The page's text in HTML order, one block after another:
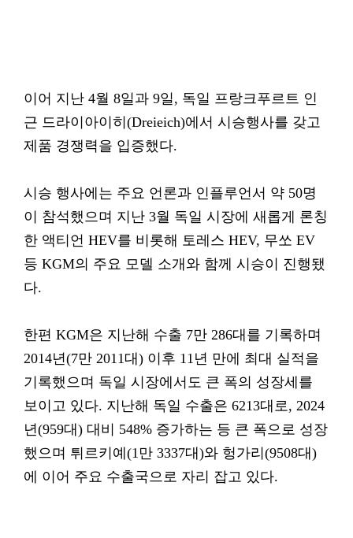
이어 지난 4월 8일과 9일, 독일 프랑크푸르트 인
근 드라이아이히(Dreieich)에서 시승행사를 갖고
제품 경쟁력을 입증했다.
시승 행사에는 주요 언론과 인플루언서 약 50명
이 참석했으며 지난 3월 독일 시장에 새롭게 론칭
한 액티언 HEV를 비롯해 토레스 HEV, 무쏘 EV
등 KGM의 주요 모델 소개와 함께 시승이 진행됐
다.
한편 KGM은 지난해 수출 7만 286대를 기록하며
2014년(7만 2011대) 이후 11년 만에 최대 실적을
기록했으며 독일 시장에서도 큰 폭의 성장세를
보이고 있다. 지난해 독일 수출은 6213대로, 2024
년(959대) 대비 548% 증가하는 등 큰 폭으로 성장
했으며 튀르키예(1만 3337대)와 헝가리(9508대)
에 이어 주요 수출국으로 자리 잡고 있다.